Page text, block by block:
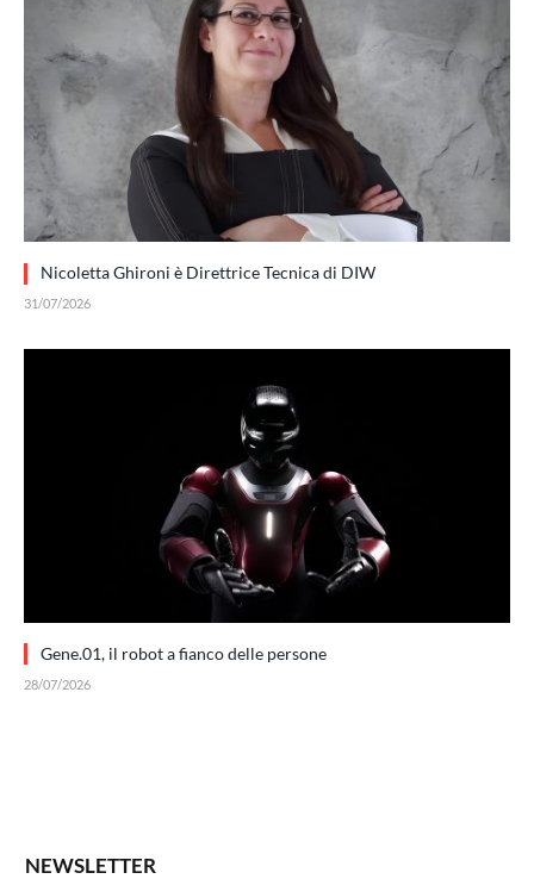
Nicoletta Ghironi è Direttrice Tecnica di DIW
31/07/2026
Gene.01, il robot a fianco delle persone
28/07/2026
NEWSLETTER